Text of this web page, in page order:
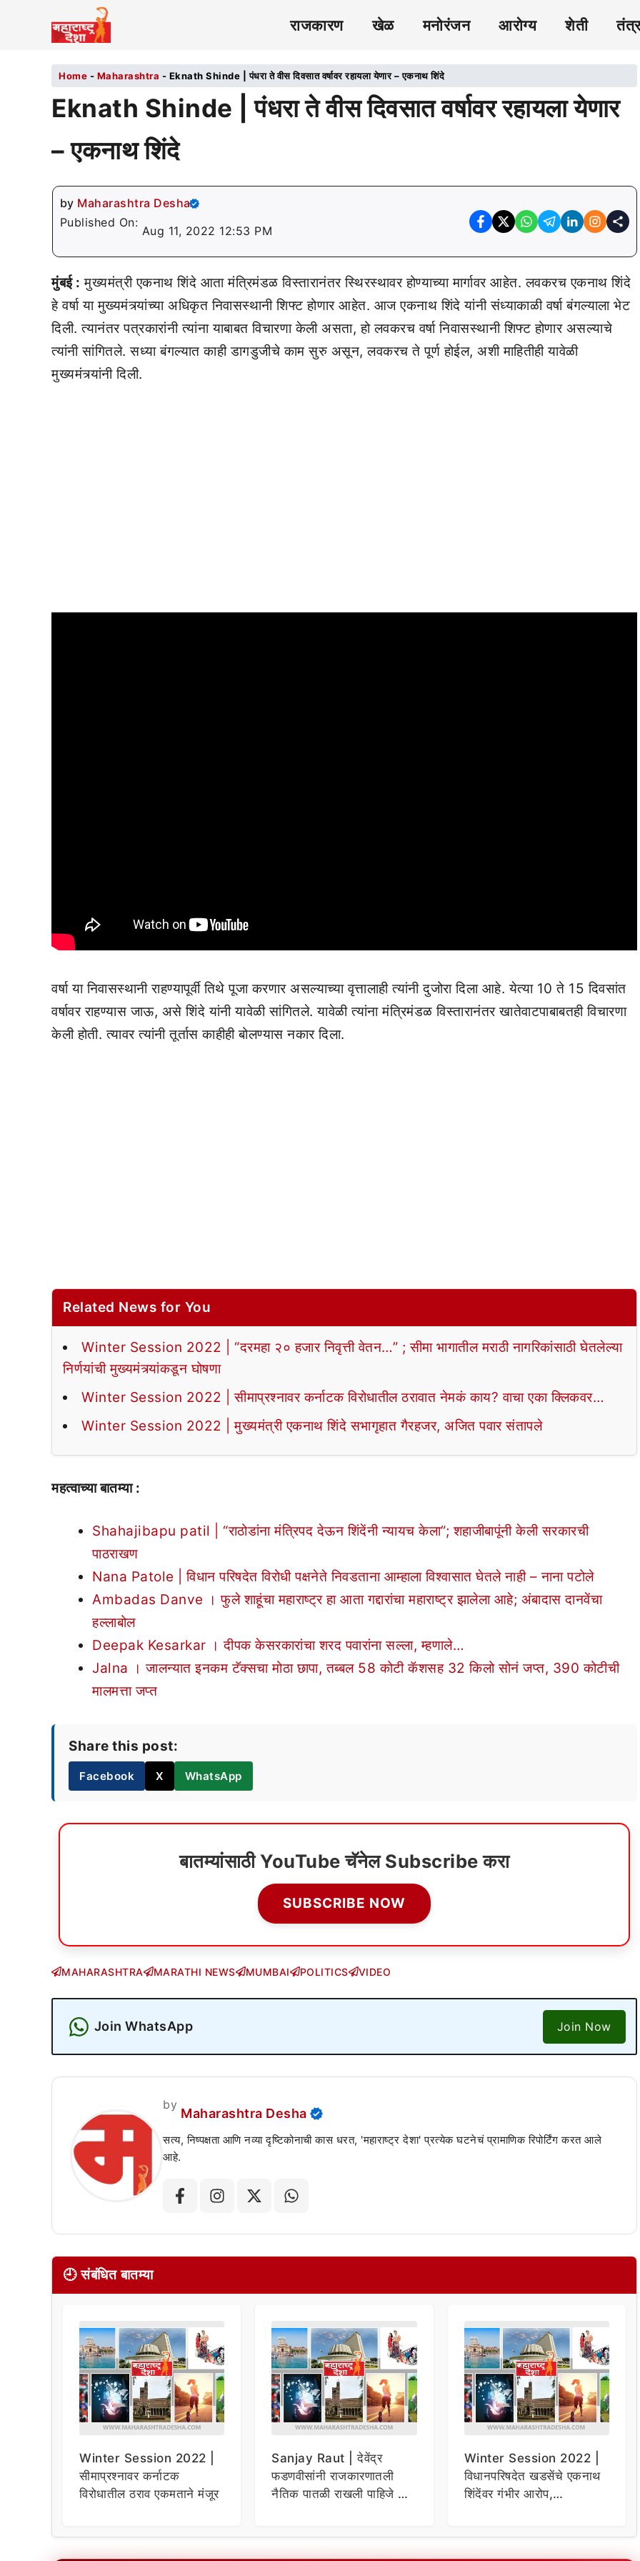
राजकारण खेळ मनोरंजन आरोग्य शेती
Home - Maharashtra - Eknath Shinde | पंधरा ते वीस दिवसात वर्षावर रहायला येणार – एकनाथ शिंदे
Eknath Shinde | पंधरा ते वीस दिवसात वर्षावर रहायला येणार
– एकनाथ शिंदे
by Maharashtra Desha
Published On:
Aug 11, 2022 12:53 PM
मुंबई : मुख्यमंत्री एकनाथ शिंदे आता मंत्रिमंडळ विस्तारानंतर स्थिरस्थावर होण्याच्या मार्गावर आहेत. लवकरच एकनाथ शिंदे
हे वर्षा या मुख्यमंत्र्यांच्या अधिकृत निवासस्थानी शिफ्ट होणार आहेत. आज एकनाथ शिंदे यांनी संध्याकाळी वर्षा बंगल्याला भेट
दिली. त्यानंतर पत्रकारांनी त्यांना याबाबत विचारणा केली असता, हो लवकरच वर्षा निवासस्थानी शिफ्ट होणार असल्याचे
त्यांनी सांगितले. सध्या बंगल्यात काही डागडुजीचे काम सुरु असून, लवकरच ते पूर्ण होईल, अशी माहितीही यावेळी
मुख्यमंत्र्यांनी दिली.
वर्षा या निवासस्थानी राहण्यापूर्वी तिथे पूजा करणार असल्याच्या वृत्तालाही त्यांनी दुजोरा दिला आहे. येत्या 10 ते 15 दिवसांत
वर्षावर राहण्यास जाऊ, असे शिंदे यांनी यावेळी सांगितले. यावेळी त्यांना मंत्रिमंडळ विस्तारानंतर खातेवाटपाबाबतही विचारणा
केली होती. त्यावर त्यांनी तूर्तास काहीही बोलण्यास नकार दिला.
Related News for You
Winter Session 2022 | “दरमहा २० हजार निवृत्ती वेतन…” ; सीमा भागातील मराठी नागरिकांसाठी घेतलेल्या
निर्णयांची मुख्यमंत्र्यांकडून घोषणा
Winter Session 2022 | सीमाप्रश्नावर कर्नाटक विरोधातील ठरावात नेमकं काय? वाचा एका क्लिकवर…
Winter Session 2022 | मुख्यमंत्री एकनाथ शिंदे सभागृहात गैरहजर, अजित पवार संतापले
महत्वाच्या बातम्या :
Shahajibapu patil | “राठोडांना मंत्रिपद देऊन शिंदेंनी न्यायच केला”; शहाजीबापूंनी केली सरकारची
पाठराखण
Nana Patole | विधान परिषदेत विरोधी पक्षनेते निवडताना आम्हाला विश्वासात घेतले नाही – नाना पटोले
Ambadas Danve । फुले शाहूंचा महाराष्ट्र हा आता गद्दारांचा महाराष्ट्र झालेला आहे; अंबादास दानवेंचा
हल्लाबोल
Deepak Kesarkar । दीपक केसरकारांचा शरद पवारांना सल्ला, म्हणाले…
Jalna । जालन्यात इनकम टॅक्सचा मोठा छापा, तब्बल 58 कोटी कॅशसह 32 किलो सोनं जप्त, 390 कोटीची
मालमत्ता जप्त
Share this post:
Facebook X WhatsApp
बातम्यांसाठी YouTube चॅनेल Subscribe करा
SUBSCRIBE NOW
MAHARASHTRA MARATHI NEWS MUMBAI POLITICS VIDEO
Join WhatsApp Join Now
by
Maharashtra Desha
सत्य, निष्पक्षता आणि नव्या दृष्टिकोनाची कास धरत, 'महाराष्ट्र देशा' प्रत्येक घटनेचं प्रामाणिक रिपोर्टिंग करत आले
आहे.
🕘 संबंधित बातम्या
Winter Session 2022 |
सीमाप्रश्नावर कर्नाटक
विरोधातील ठराव एकमताने मंजूर
Sanjay Raut | देवेंद्र
फडणवीसांनी राजकारणातली
नैतिक पातळी राखली पाहिजे –
Winter Session 2022 |
विधानपरिषदेत खडसेंचे एकनाथ
शिंदेंवर गंभीर आरोप,